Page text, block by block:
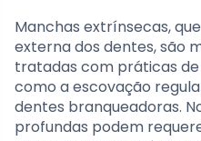
Manchas extrínsecas,
externa dos dentes, são
tratadas com práticas
como a escovação
dentes branqueadoras.
profundas podem